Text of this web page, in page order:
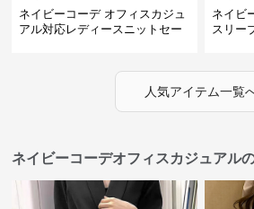
ネイビーコーデ オフィスカジュ
アル対応レディースニットセー
ネイビ
スリー
人気アイテム一覧
ネイビーコーデオフィスカジュアル